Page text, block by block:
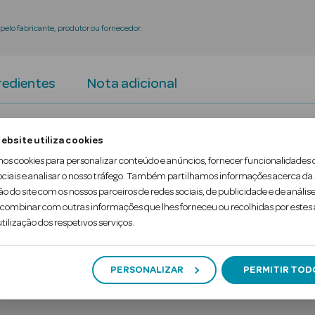
utiliza cookies
cookies para personalizar conteúdo e anúncios, fornecer funcionalidades
e analisar o nosso tráfego. Também partilhamos informações acerca da
do site com os nossos parceiros de redes sociais, de publicidade e de
com outras informações que lhes forneceu ou recolhidas por estes
dos respetivos serviços.
PERSONALIZAR PERMITIR
fabricante, produtor ou fornecedor.
Nota adicional
para a aplicação profissional desejada
fáceis de misturar, estes contêm 8
fundido. A paleta de blush ULTI…